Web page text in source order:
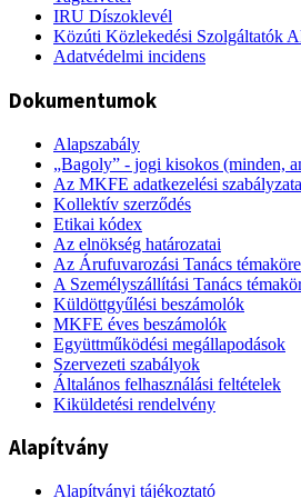
IRU Díszoklevél
Közúti Közlekedési Szolgáltatók
Adatvédelmi incidens
Dokumentumok
Alapszabály
„Bagoly” - jogi kisokos (minden,
Az MKFE adatkezelési szabályzata
Kollektív szerződés
Etikai kódex
Az elnökség határozatai
Az Árufuvarozási Tanács
A Személyszállítási Tanács
Küldöttgyűlési beszámolók
MKFE éves beszámolók
Együttműködési megállapodások
Szervezeti szabályok
Általános felhasználási feltételek
Kiküldetési rendelvény
Alapítvány
Alapítványi tájékoztató